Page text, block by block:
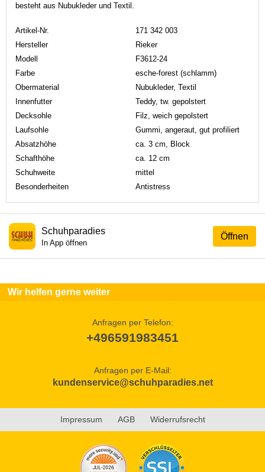
besteht aus Nubukleder und Textil.
Artikel-Nr.
171 342 003
Hersteller
Rieker
Modell
F3612-24
Farbe
esche-forest (schlamm)
Obermaterial
Nubukleder, Textil
Innenfutter
Teddy, tw. gepolstert
Decksohle
Filz, weich gepolstert
Laufsohle
Gummi, angeraut, gut profiliert
Absatzhöhe
ca. 3 cm, Block
Schafthöhe
ca. 12 cm
Schuhweite
mittel
Besonderheiten
Antistress
Öffnen
Schuhparadies
In App öffnen
Wir helfen gerne weiter
Anfragen per Telefon:
+496591983451
Anfragen per E-Mail:
kundenservice@schuhparadies.net
Impressum AGB Widerrufsrecht